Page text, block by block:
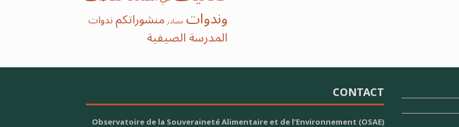
وندوات مصادر منشوراتكمندوات
‫‫المدرسة‬ الصيفية‬
CONTACT
Observatoire de la Souveraineté Alimentaire et de l’Environnement (OSAE)